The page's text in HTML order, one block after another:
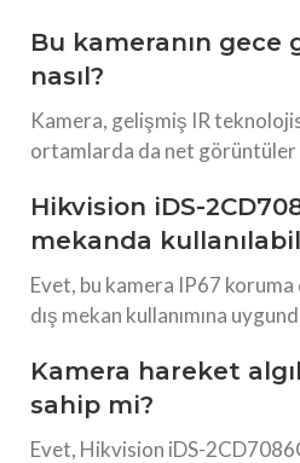
Bu kameranın gece
nasıl?
Kamera, gelişmiş IR
ortamlarda da net görüntüler
Hikvision iDS-
mekanda
Evet, bu kamera IP67
dış mekan kullanımına
Kamera hareket
sahip mi?
Evet, Hikvision iDS-